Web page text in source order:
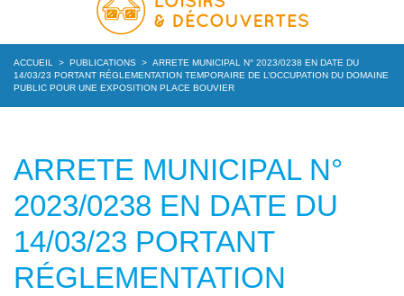
ACCUEIL > PUBLICATIONS > ARRETE MUNICIPAL N° 2023/0238 EN DATE DU
14/03/23 PORTANT RÉGLEMENTATION TEMPORAIRE DE L’OCCUPATION DU DOMAINE
PUBLIC POUR UNE EXPOSITION PLACE BOUVIER
ARRETE MUNICIPAL N°
2023/0238 EN DATE DU
14/03/23 PORTANT
RÉGLEMENTATION